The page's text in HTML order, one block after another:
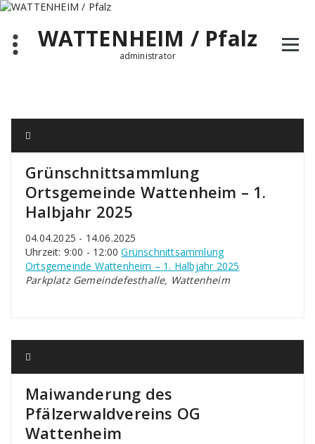
Zum
springenWATTENHEIM / Pfalz
administrator
Grünschnittsammlung
Ortsgemeinde Wattenheim – 1.
Halbjahr 2025
04.04.2025 - 14.06.2025
Uhrzeit: 9:00 - 12:00Grünschnittsammlung
Ortsgemeinde Wattenheim – 1. Halbjahr 2025
Parkplatz Gemeindefesthalle, Wattenheim
Maiwanderung des
Pfälzerwaldvereins OG
Wattenheim